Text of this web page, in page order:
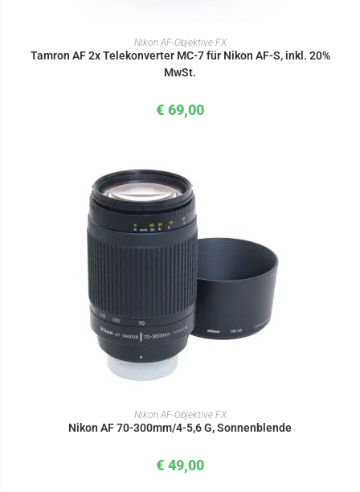
IN DEN WARENKORB
Nikon AF-Objektive FX
Tamron AF 2x Telekonverter MC-7 für Nikon AF-S, inkl. 20%
MwSt.
€ 69,00
IN DEN WARENKORB
Nikon AF-Objektive FX
Nikon AF 70-300mm/4-5,6 G, Sonnenblende
€ 49,00